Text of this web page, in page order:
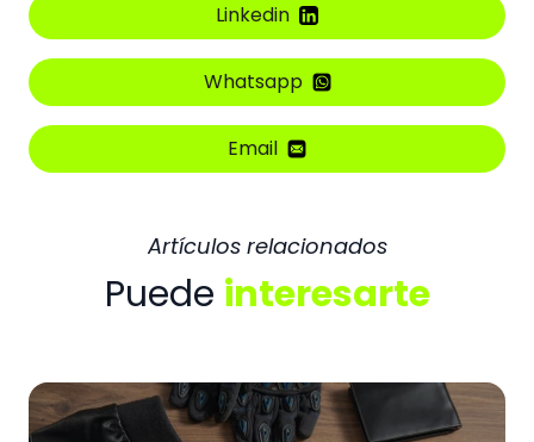
Linkedin
Whatsapp
Email
Artículos relacionados
Puede interesarte